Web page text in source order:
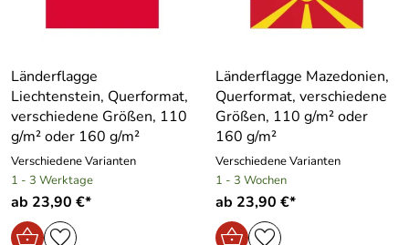
Länderflagge
Liechtenstein, Querformat,
verschiedene Größen, 110
g/m² oder 160 g/m²
Verschiedene Varianten
1 - 3 Werktage
ab 23,90 €*
Länderflagge Mazedonien,
Querformat, verschiedene
Größen, 110 g/m² oder
160 g/m²
Verschiedene Varianten
1 - 3 Wochen
ab 23,90 €*